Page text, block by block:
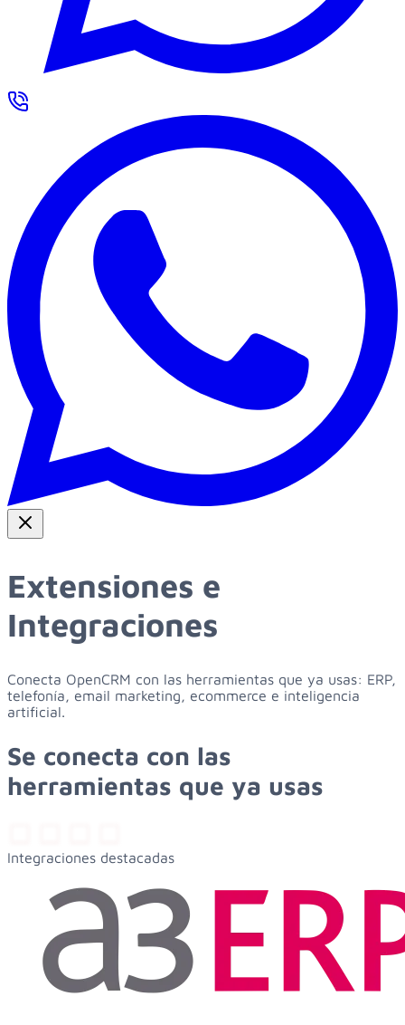
Extensiones e
Integraciones
Conecta OpenCRM con las herramientas que ya usas: ERP,
telefonía, email marketing, ecommerce e inteligencia
artificial.
Se conecta con las
herramientas que ya usas
Integraciones destacadas